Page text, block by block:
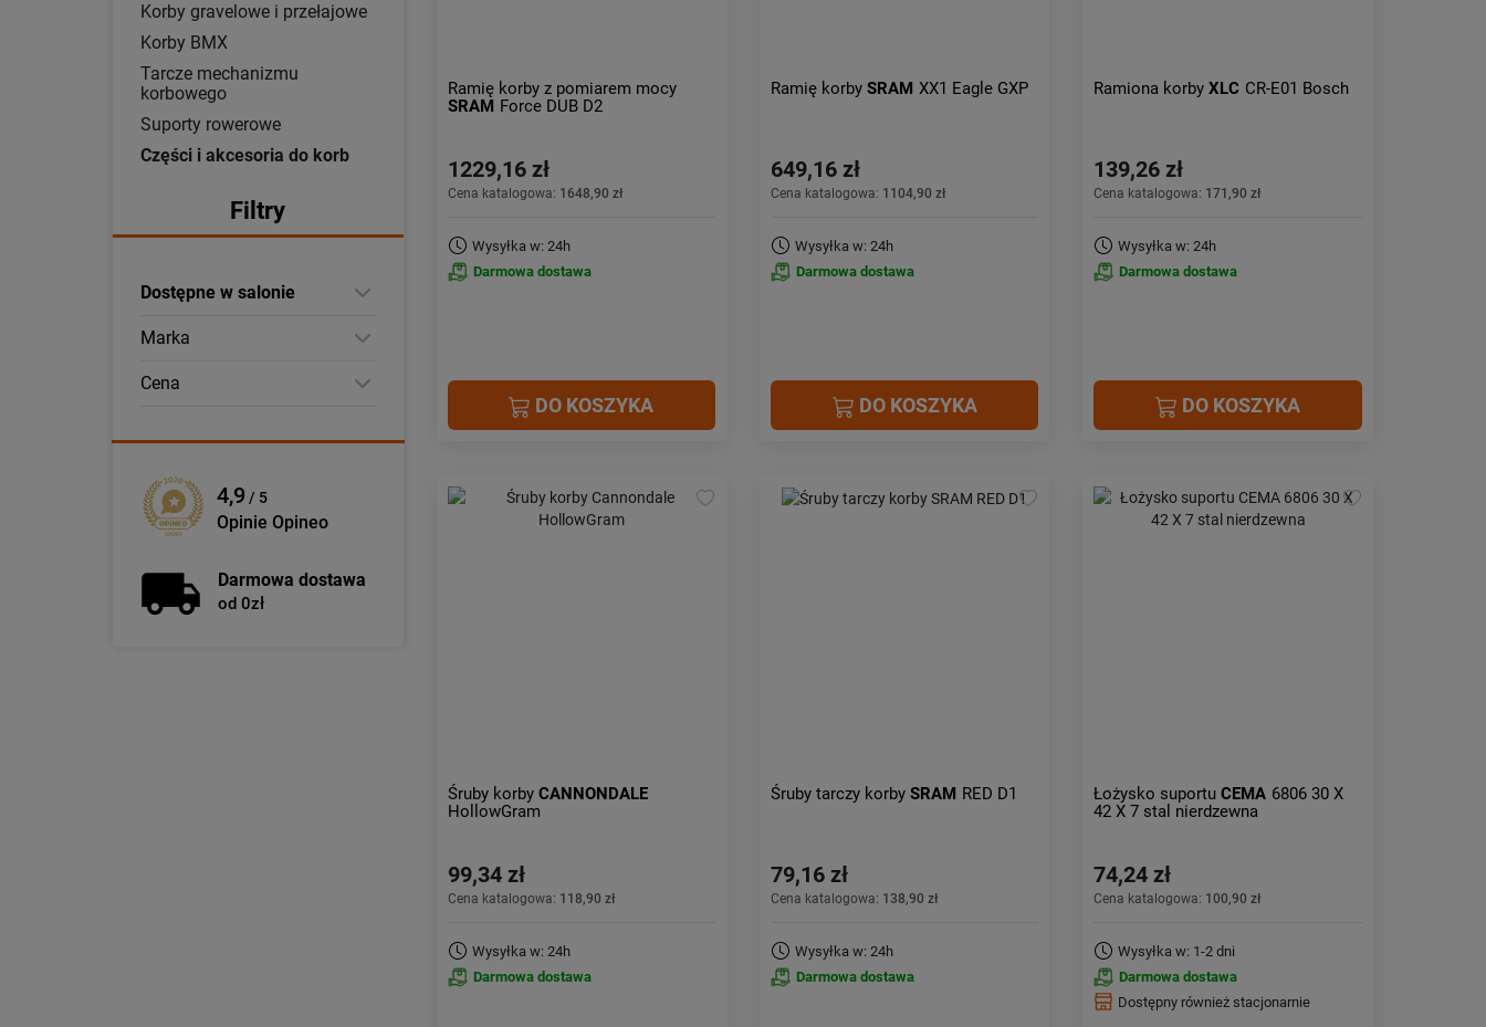
Korby gravelowe i przełajowe
Korby BMX
Tarcze mechanizmu
korbowego
Suporty rowerowe
Części i akcesoria do korb
Filtry
Dostępne w salonie
Marka
Cena
4,9 / 5
Opinie Opineo
Darmowa dostawa
od 0zł
Ramię korby z pomiarem mocy
SRAM Force DUB D2
1229,16 zł
Cena katalogowa: 1648,90 zł
Wysyłka w: 24h
Darmowa dostawa
DO KOSZYKA
Ramię korby SRAM XX1 Eagle GXP
649,16 zł
Cena katalogowa: 1104,90 zł
Wysyłka w: 24h
Darmowa dostawa
DO KOSZYKA
Ramiona korbyXLC CR-E01 Bosch
139,26 zł
Cena katalogowa: 171,90 zł
Wysyłka w: 24h
Darmowa dostawa
DO KOSZYKA
Śruby korby CANNONDALE
HollowGram
99,34 zł
Cena katalogowa: 118,90 zł
Wysyłka w: 24h
Darmowa dostawa
Śruby tarczy korby SRAM RED D1
79,16 zł
Cena katalogowa: 138,90 zł
Wysyłka w: 24h
Darmowa dostawa
Łożysko suportuCEMA 6806 30 X
42 X 7 stal nierdzewna
74,24 zł
Cena katalogowa: 100,90 zł
Wysyłka w: 1-2 dni
Darmowa dostawa
Dostępny również stacjonarnie